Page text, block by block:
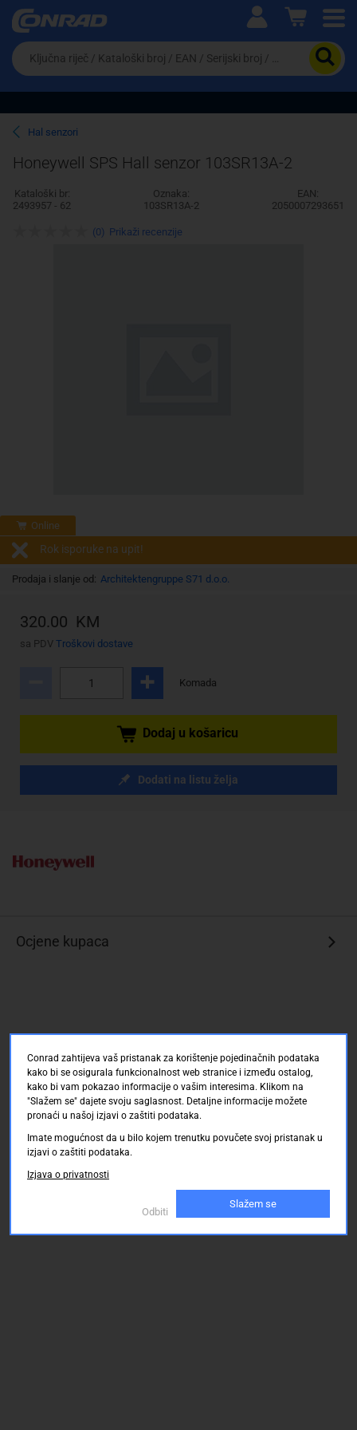
Ova postavka prilagođava asortiman proizvoda i
cijene vašim potrebama.
Pravno lice
Da
biste
potražili
proizvod,
unesite
ključnu
riječ,
kataloški
broj,
EAN
ili
Hal senzori
Honeywell SPS Hall senzor 103SR13A-2
Kataloški br:
2493957 - 62
Oznaka:
103SR13A-2
EAN:
2050007293651
Online
Rok isporuke na upit!
Prodaja i slanje od: Architektengruppe S71 d.o.o.
320.00 KM
sa PDV Troškovi dostave
Komada
Dodaj u košaricu
Dodati na listu želja
(0) Prikaži recenzije
Ocjene kupaca
Conrad zahtijeva vaš pristanak za korištenje pojedinačnih podataka
kako bi se osigurala funkcionalnost web stranice i između ostalog,
kako bi vam pokazao informacije o vašim interesima. Klikom na
"Slažem se" dajete svoju saglasnost. Detaljne informacije možete
pronaći u našoj izjavi o zaštiti podataka.
Imate mogućnost da u bilo kojem trenutku povučete svoj pristanak u
izjavi o zaštiti podataka.
Izjava o privatnosti
Odbiti
Slažem se